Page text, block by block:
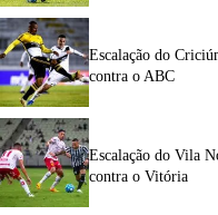
Escalação do
contra o ABC
Escalação do Vila
contra o Vitória